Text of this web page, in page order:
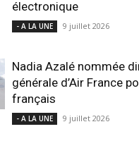
électronique
- A LA UNE 9 juillet 2026
Nadia Azalé nommée
générale d’Air France
français
- A LA UNE 9 juillet 2026